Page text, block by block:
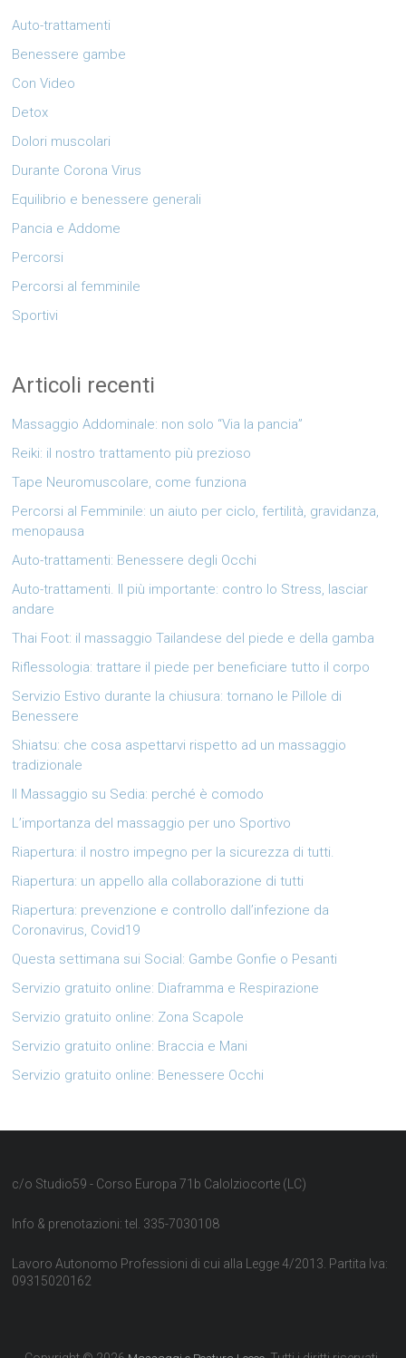
Auto-trattamenti
Benessere gambe
Con Video
Detox
Dolori muscolari
Durante Corona Virus
Equilibrio e benessere generali
Pancia e Addome
Percorsi
Percorsi al femminile
Sportivi
Articoli recenti
Massaggio Addominale: non solo “Via la pancia”
Reiki: il nostro trattamento più prezioso
Tape Neuromuscolare, come funziona
Percorsi al Femminile: un aiuto per ciclo, fertilità, gravidanza,
menopausa
Auto-trattamenti: Benessere degli Occhi
Auto-trattamenti. Il più importante: contro lo Stress, lasciar
andare
Thai Foot: il massaggio Tailandese del piede e della gamba
Riflessologia: trattare il piede per beneficiare tutto il corpo
Servizio Estivo durante la chiusura: tornano le Pillole di
Benessere
Shiatsu: che cosa aspettarvi rispetto ad un massaggio
tradizionale
Il Massaggio su Sedia: perché è comodo
L’importanza del massaggio per uno Sportivo
Riapertura: il nostro impegno per la sicurezza di tutti.
Riapertura: un appello alla collaborazione di tutti
Riapertura: prevenzione e controllo dall’infezione da
Coronavirus, Covid19
Questa settimana sui Social: Gambe Gonfie o Pesanti
Servizio gratuito online: Diaframma e Respirazione
Servizio gratuito online: Zona Scapole
Servizio gratuito online: Braccia e Mani
Servizio gratuito online: Benessere Occhi
c/o Studio59 - Corso Europa 71b Calolziocorte (LC)
Info & prenotazioni: tel. 335-7030108
Lavoro Autonomo Professioni di cui alla Legge 4/2013. Partita Iva:
09315020162